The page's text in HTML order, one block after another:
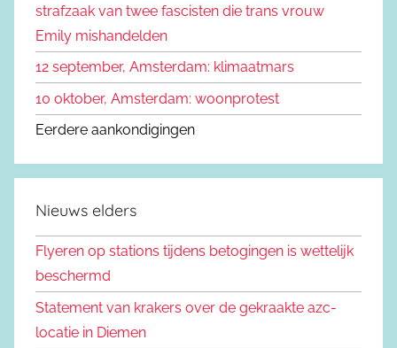
strafzaak van twee fascisten die trans vrouw
Emily mishandelden
12 september, Amsterdam: klimaatmars
10 oktober, Amsterdam: woonprotest
Eerdere aankondigingen
Nieuws elders
Flyeren op stations tijdens betogingen is wettelijk
beschermd
Statement van krakers over de gekraakte azc-
locatie in Diemen